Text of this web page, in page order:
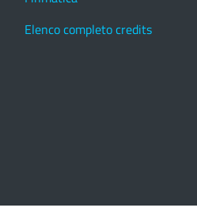
Elenco completo credits